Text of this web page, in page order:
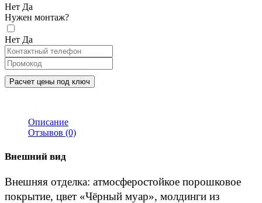
Нет Да
Нужен монтаж?
Нет Да
Расчет цены под ключ
Описание
Отзывов (0)
Внешний вид
Внешняя отделка: атмосферостойкое порошковое
покрытие, цвет «Чёрный муар», молдинги из